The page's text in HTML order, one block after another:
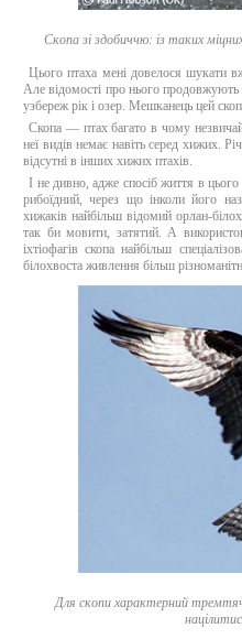
Скопа зі здобиччю: із таких
Цього птаха мені довелося шукати
Але відомості про нього
узбереж рік і озер. Мешканець цей
Скопа — птах багато в чому
неї видів немає навіть серед хижих.
відсутні в інших хижих птахів.
І не дивно, адже спосіб життя в
рибоїдний, через що інколи його
хижаків найбільш відомий орлан-
так би мовити, затятий. А
іхтіофагів скопа найбільш
білохвоста живлення більш
Для скопи характерний